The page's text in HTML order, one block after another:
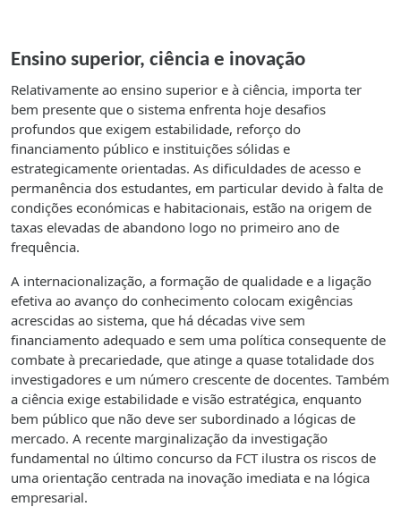
Ensino superior, ciência e inovação
Relativamente ao ensino superior e à ciência, importa ter
bem presente que o sistema enfrenta hoje desafios
profundos que exigem estabilidade, reforço do
financiamento público e instituições sólidas e
estrategicamente orientadas. As dificuldades de acesso e
permanência dos estudantes, em particular devido à falta de
condições económicas e habitacionais, estão na origem de
taxas elevadas de abandono logo no primeiro ano de
frequência.
A internacionalização, a formação de qualidade e a ligação
efetiva ao avanço do conhecimento colocam exigências
acrescidas ao sistema, que há décadas vive sem
financiamento adequado e sem uma política consequente de
combate à precariedade, que atinge a quase totalidade dos
investigadores e um número crescente de docentes. Também
a ciência exige estabilidade e visão estratégica, enquanto
bem público que não deve ser subordinado a lógicas de
mercado. A recente marginalização da investigação
fundamental no último concurso da FCT ilustra os riscos de
uma orientação centrada na inovação imediata e na lógica
empresarial.